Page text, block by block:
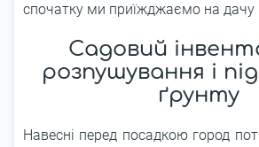
спочатку ми приїжджаємо на дачу
Садовий
розпушування і
ґрунту
Навесні перед посадкою город